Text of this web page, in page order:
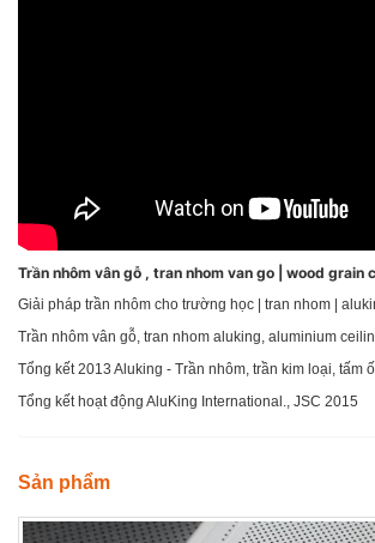
Trần nhôm vân gỗ , tran nhom van go | wood grain
Giải pháp trần nhôm cho trường học | tran nhom |
Trần nhôm vân gỗ, tran nhom aluking, aluminium
Tổng kết 2013 Aluking - Trần nhôm, trần kim loại, tấm
Tổng kết hoạt động AluKing International., JSC 2015
Sản phẩm